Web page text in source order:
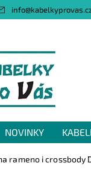
info@
NOVINKY
GDPR
rameno i crossbody